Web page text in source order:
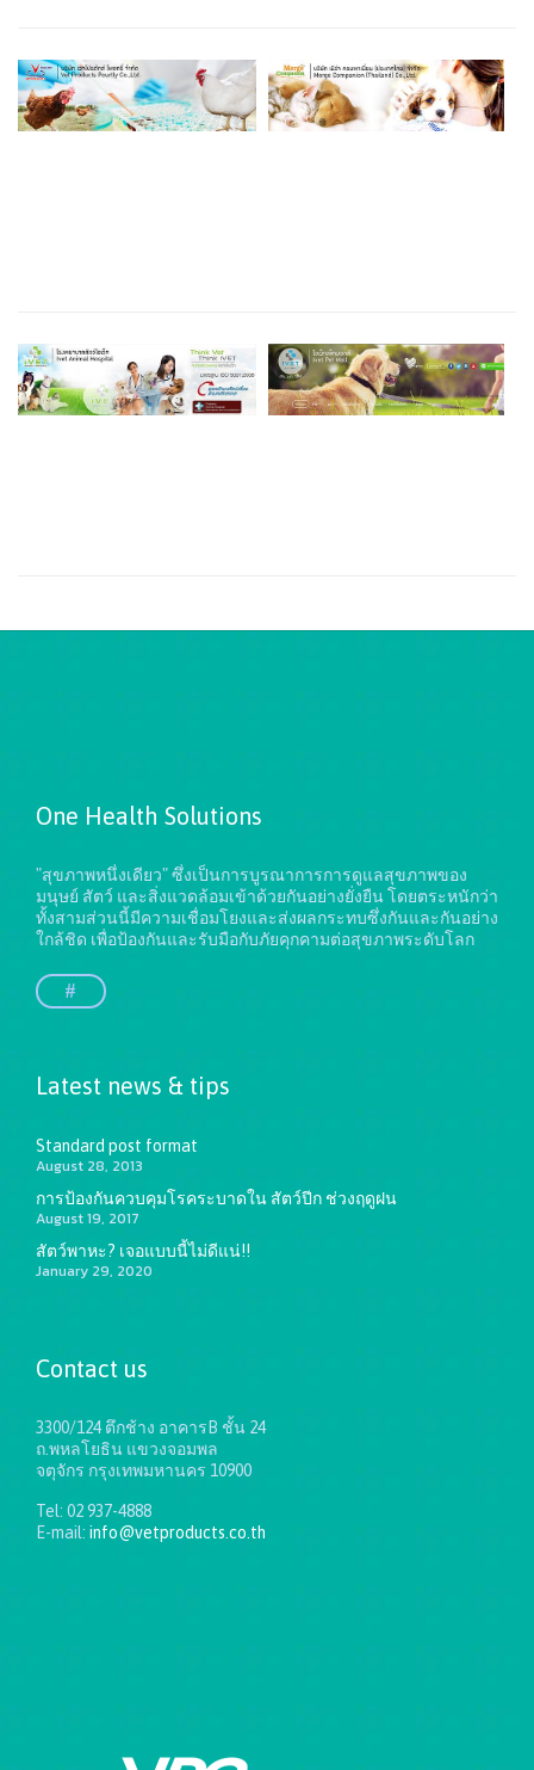
One Health Solutions
"สุขภาพหนึ่งเดียว" ซึ่งเป็นการบูรณาการการดูแลสุขภาพของ
มนุษย์ สัตว์ และสิ่งแวดล้อมเข้าด้วยกันอย่างยั่งยืนโดยตระหนักว่า
ทั้งสามส่วนนี้มีความเชื่อมโยงและส่งผลกระทบซึ่งกันและกันอย่าง
ใกล้ชิด เพื่อป้องกันและรับมือกับภัยคุกคามต่อสุขภาพระดับโลก
#
Latest news & tips
Standard post format
August 28, 2013
การป้องกันควบคุมโรคระบาดใน สัตว์ปีก ช่วงฤดูฝน
August 19, 2017
สัตว์พาหะ? เจอแบบนี้ไม่ดีแน่!!
January 29, 2020
Contact us
3300/124 ตึกช้าง อาคารB ชั้น 24
ถ.พหลโยธิน แขวงจอมพล
จตุจักร กรุงเทพมหานคร 10900
Tel: 02 937-4888
E-mail: info@vetproducts.co.th